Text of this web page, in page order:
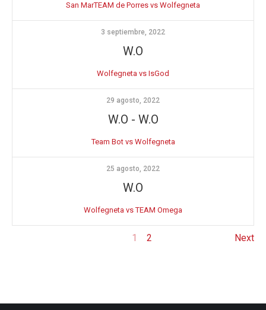
San MarTEAM de Porres vs Wolfegneta
3 septiembre, 2022
W.O
Wolfegneta vs IsGod
29 agosto, 2022
W.O - W.O
Team Bot vs Wolfegneta
25 agosto, 2022
W.O
Wolfegneta vs TEAM Omega
1 2 Next